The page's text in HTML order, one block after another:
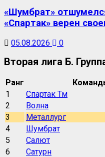
«Шумбрат»
«Спартак» верен
05.08.2026 0
Вторая лига Б.
Ранг
1
Спартак Тм
2
Волна
3
Металлург
4
Шумбрат
5
Салют
6
Сатурн